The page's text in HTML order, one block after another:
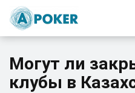
Могут ли
клубы в